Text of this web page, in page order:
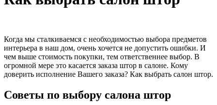
Когда мы сталкиваемся с необходимостью выбора предметов
интерьера в наш дом, очень хочется не допустить ошибки. И
чем выше стоимость покупки, тем ответственнее выбор. В
огромной мере это касается заказа штор в салоне. Кому
доверить исполнение Вашего заказа? Как выбрать салон штор.
Советы по выбору салона штор